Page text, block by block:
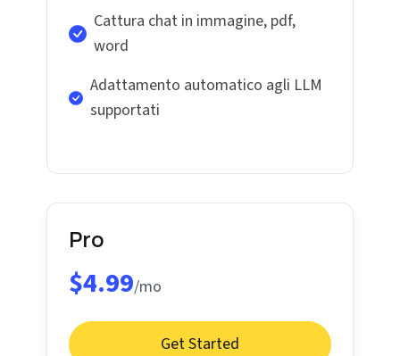
Cattura chat in immagine, pdf,
word
Adattamento automatico agli LLM
supportati
Pro
$4.99/mo
Get Started